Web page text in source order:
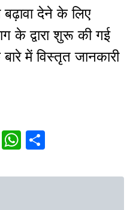
देने के लिए
के द्वारा शुरू की गई
में विस्तृत जानकारी
LinkedIn
WhatsApp